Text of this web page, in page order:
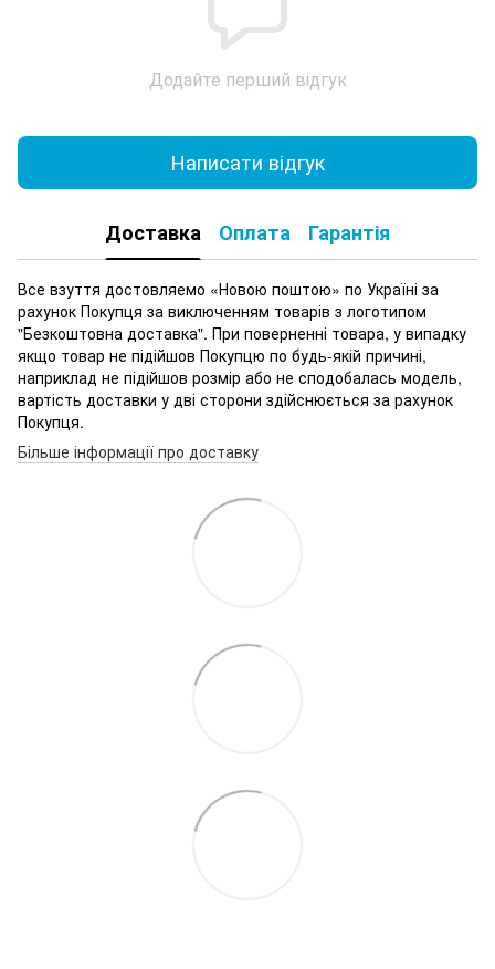
Додайте перший відгук
Написати відгук
Доставка Оплата Гарантія
Все взуття достовляемо «Новою поштою» по Україні за
рахунок Покупця за виключенням товарів з логотипом
"Безкоштовна доставка". При поверненні товара, у випадку
якщо товар не підійшов Покупцю по будь-якій причині,
наприклад не підійшов розмір або не сподобалась модель,
вартість доставки у дві сторони здійснюється за рахунок
Покупця.
Більше інформації про доставку